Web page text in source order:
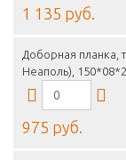
1 135 руб.
Доборная планка,
Неаполь),
975 руб.